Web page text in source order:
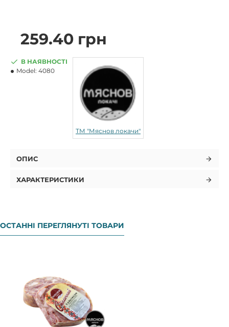
259.40 грн
В НАЯВНОСТІ
Model: 4080
ТМ "Мяснов локачи"
ОПИС
ХАРАКТЕРИСТИКИ
ОСТАННІ ПЕРЕГЛЯНУТІ ТОВАРИ